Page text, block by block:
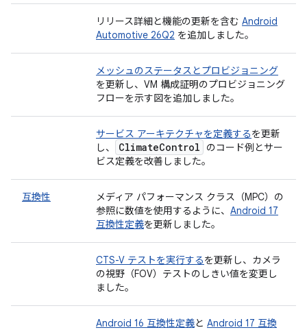
リリース詳細と機能の更新を含む Android
Automotive 26Q2 を追加しました。
メッシュのステータスとプロビジョニング
を更新し、VM 構成証明のプロビジョニング
フローを示す図を追加しました。
サービス アーキテクチャを定義するを更新
し、
ClimateControl
のコード例とサー
ビス定義を改善しました。
互換性
メディア パフォーマンス クラス（MPC）の
参照に数値を使用するように、 Android 17
互換性定義を更新しました。
CTS-V テストを実行するを更新し、カメラ
の視野（FOV）テストのしきい値を変更し
ました。
Android 16 互換性定義と Android 17 互換